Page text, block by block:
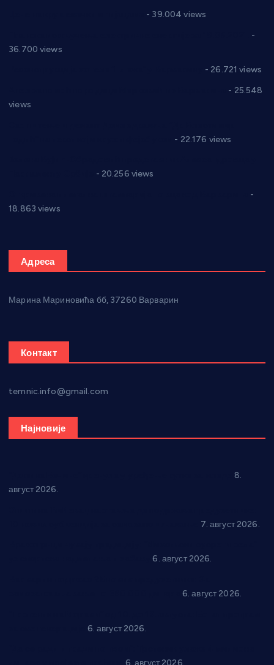
- 39.004 views
-
36.700 views
- 26.721 views
- 25.548
views
- 22.176 views
- 20.256 views
-
18.863 views
Адреса
Марина Мариновића бб, 37260 Варварин
Контакт
temnic.info@gmail.com
Најновије
8.
август 2026.
7. август 2026.
6. август 2026.
6. август 2026.
6. август 2026.